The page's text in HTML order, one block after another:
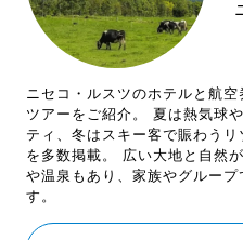
ニセコ・ルスツのホテルと航
ツアーをご紹介。 夏は熱気球
ティ、冬はスキー客で賑わう
を多数掲載。 広い大地と自然
や温泉もあり、家族やグルー
す。